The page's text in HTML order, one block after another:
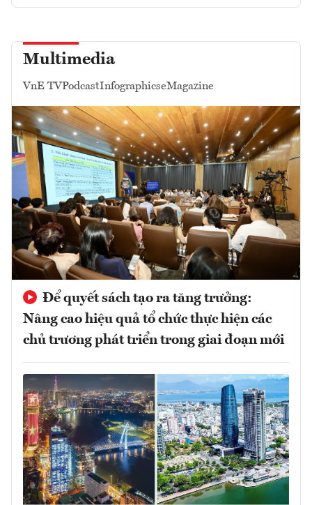
Multimedia
VnE TVPodcastInfographicseMagazine
Để quyết sách tạo ra tăng trưởng:
Nâng cao hiệu quả tổ chức thực hiện các
chủ trương phát triển trong giai đoạn mới